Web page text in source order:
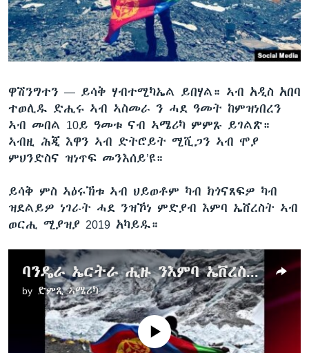
ቂሔ ጽልሚ
ቋንቋታት
ዋሽንግተን — ይሳቅ ሃብተሚካኤል ይበሃል። ኣብ አዲስ አበባ
ተወሊዱ ድሒሩ ኣብ ኣስመራ ን ሓደ ዓመት ከምዝነበረን
ኣብ መበል 10ይ ዓመቱ ናብ ኣሜሪካ ምምጹ ይገልጽ።
ኣብዚ ሕጂ እዋን ኣብ ድትሮይት ሚሺጋን ኣብ ሞያ
ምህንድስና ዝነጥፍ መንእሰይ’ዩ።
ይሳቅ ምስ ኣዕሩኽቱ ኣብ ህይወቶም ካብ ክጎናጸፍዎ ካብ
ዝደልይዎ ነገራት ሓደ ንዝኾነ ምድያብ እምባ ኤቨረስት ኣብ
ወርሒ ሚያዝያ 2019 አካይዱ።
ባንዴራ ኤርትራ ሒዙ ንእምባ ኤቨረስት ዝደየበ መንእሰይ
by ድምጺ ኣሜሪካ
No media source currently available